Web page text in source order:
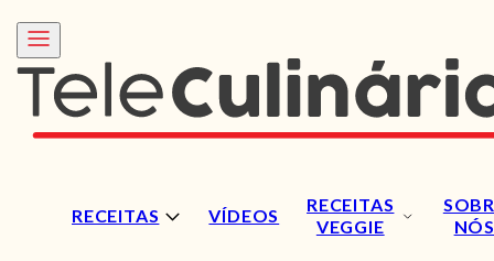
RECEITAS VÍDEOS
RECEITAS
VEGGIE
NÓS